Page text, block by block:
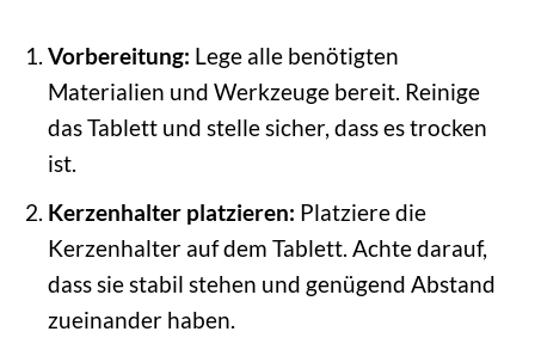
Vorbereitung: Lege alle benötigten
Materialien und Werkzeuge bereit. Reinige
das Tablett und stelle sicher, dass es trocken
ist.
Kerzenhalter platzieren: Platziere die
Kerzenhalter auf dem Tablett. Achte darauf,
dass sie stabil stehen und genügend Abstand
zueinander haben.